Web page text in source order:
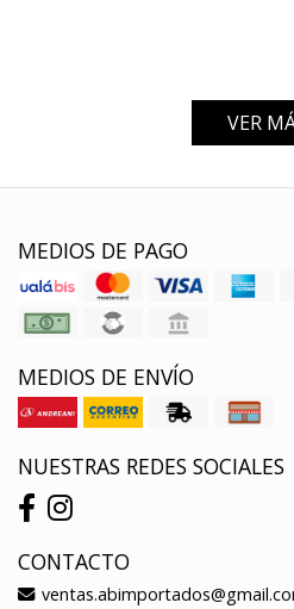
VER
MEDIOS DE PAGO
MEDIOS DE ENVÍO
NUESTRAS REDES SOCIALES
CONTACTO